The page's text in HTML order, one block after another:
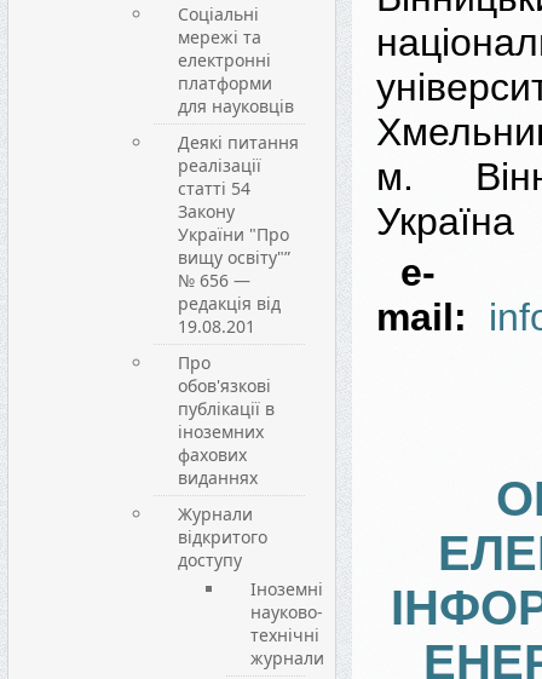
Соціальні
мережі та
електронні
платформи
для науковців
Деякі питання
реалізації
статті 54
Закону
України "Про
вищу освіту"”
№ 656 —
редакція від
19.08.201
Про
обов'язкові
публікації в
іноземних
фахових
виданнях
Журнали
відкритого
доступу
Іноземні
науково-
технічні
журнали
м.
Україна
e-
mail: